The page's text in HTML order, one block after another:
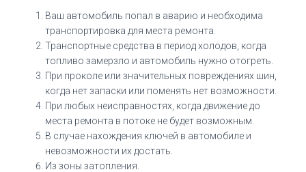
Ваш автомобиль попал в аварию и необходима
транспортировка для места ремонта.
Транспортные средства в период холодов, когда
топливо замерзло и автомобиль нужно отогреть.
При проколе или значительных повреждениях шин,
когда нет запаски или поменять нет возможности.
При любых неисправностях, когда движение до
места ремонта в потоке не будет возможным.
В случае нахождения ключей в автомобиле и
невозможности их достать.
Из зоны затопления.